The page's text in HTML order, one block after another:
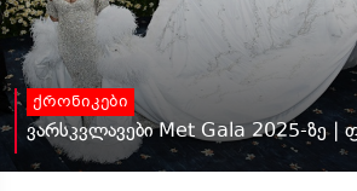
ქრონიკები
ვარსკვლავები Met Gala 2025-ზე |